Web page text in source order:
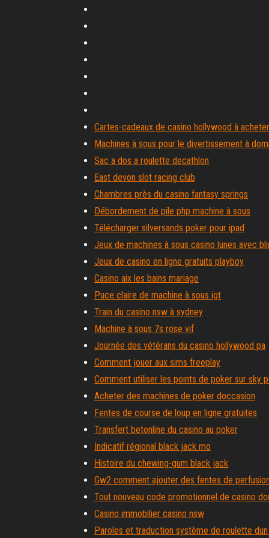
Cartes-cadeaux de casino hollywood à
Machines à sous pour le divertissement à
Sac a dos a roulette decathlon
East devon slot racing club
Chambres près du casino fantasy springs
Débordement de pile php machine à sous
Télécharger silversands poker pour ipad
Jeux de machines à sous casino lunes avec
Jeux de casino en ligne gratuits playboy
Casino aix les bains mariage
Puce claire de machine à sous igt
Train du casino nsw à sydney
Machine à sous 7s rose vif
Journée des vétérans du casino hollywood pa
Comment jouer aux sims freeplay
Comment utiliser les points de poker sur sky
Acheter des machines de poker doccasion
Fentes de course de loup en ligne gratuites
Transfert betonline du casino au poker
Indicatif régional black jack mo
Histoire du chewing-gum black jack
Gw2 comment ajouter des fentes de
Tout nouveau code promotionnel de casino
Casino immobilier casino nsw
Paroles et traduction système de roulette